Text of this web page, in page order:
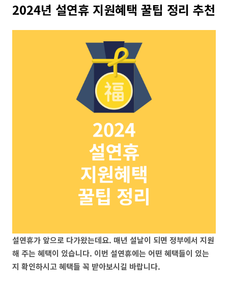
2024년 설연휴 지원혜택 꿀팁 정리 추천
설연휴가 앞으로 다가왔는데요. 매년 설날이 되면 정부에서 지원
해 주는 혜택이 있습니다. 이번 설연휴에는 어떤 혜택들이 있는
지 확인하시고 혜택들 꼭 받아보시길 바랍니다.